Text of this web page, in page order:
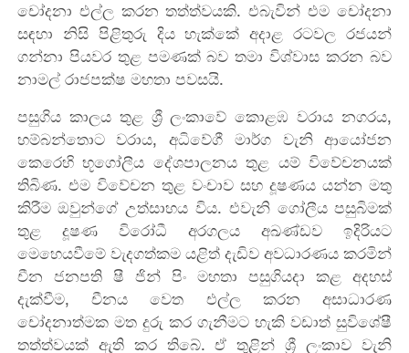
චෝදනා එල්ල කරන තත්ත්වයකි. එබැවින් එම චෝදනා
සඳහා නිසි පිළිතුරු දිය හැක්කේ අදාළ රටවල රජයන්
ගන්නා පියවර තුළ පමණක් බව තමා විශ්වාස කරන බව
නාමල් රාජපක්ෂ මහතා පවසයි.
පසුගිය කාලය තුළ ශ්‍රී ලංකාවේ කොළඹ වරාය නගරය,
හම්බන්තොට වරාය, අධිවේගී මාර්ග වැනි ආයෝජන
කෙ‍රෙහි භූගෝලීය දේශපාලනය තුළ යම් විවේචනයක්
තිබිණ. එම විවේචන තුළ වංචාව සහ දූෂණය යන්න මතු
කිරීම ඔවුන්ගේ උත්සාහය විය. එවැනි ගෝලීය පසුබිමක්
තුළ දූෂණ විරෝධී අරගලය අඛණ්ඩව ඉදිරියට
මෙහෙයවීමේ වැදගත්කම යළිත් දැඩිව අවධාරණය කරමින්
චීන ජනපති ෂී ජින් පිං මහතා පසුගියදා කළ අදහස්
දැක්වීම, චීනය වෙත එල්ල කරන අසාධාරණ
චෝදනාත්මක මත දුරු කර ගැනීමට හැකි ‍වඩාත් සුවිශේෂී
තත්ත්වයක් ඇති කර තිබේ. ඒ තුළින් ශ්‍රී ලංකාව වැනි